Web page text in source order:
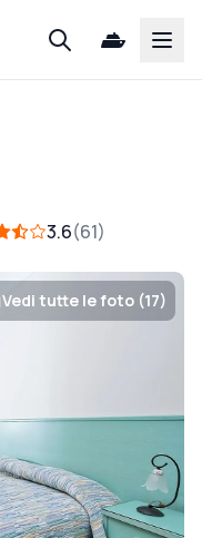
3.6 61
Vedi tutte le foto (17)